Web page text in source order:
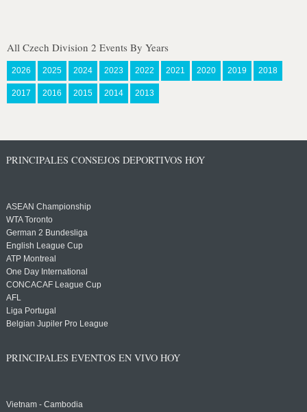
All Czech Division 2 Events By Years
2026 2025 2024 2023 2022 2021 2020 2019 2018
2017 2016 2015 2014 2013
PRINCIPALES CONSEJOS DEPORTIVOS HOY
ASEAN Championship
WTA Toronto
German 2 Bundesliga
English League Cup
ATP Montreal
One Day International
CONCACAF League Cup
AFL
Liga Portugal
Belgian Jupiler Pro League
PRINCIPALES EVENTOS EN VIVO HOY
Vietnam - Cambodia